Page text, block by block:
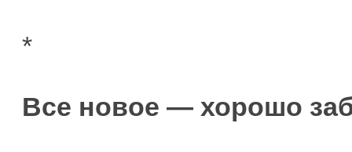
*
Все новое — хорошо